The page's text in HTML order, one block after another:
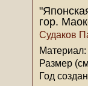
гор.
Судаков
Материал:
Размер
Год